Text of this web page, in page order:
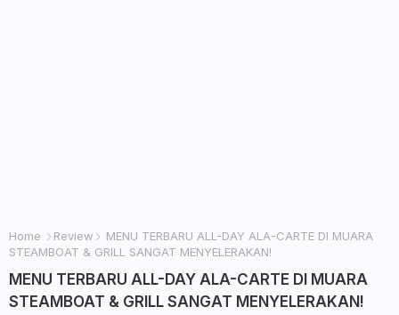
Home Review
MENU TERBARU ALL-DAY ALA-CARTE DI MUARA
STEAMBOAT & GRILL SANGAT MENYELERAKAN!
MENU TERBARU ALL-DAY ALA-CARTE DI MUARA
STEAMBOAT & GRILL SANGAT MENYELERAKAN!